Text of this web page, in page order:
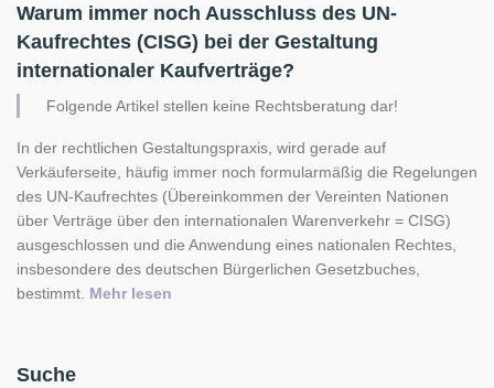
Warum immer noch Ausschluss des UN-
Kaufrechtes (CISG) bei der Gestaltung
internationaler Kaufverträge?
Folgende Artikel stellen keine Rechtsberatung dar!
In der rechtlichen Gestaltungspraxis, wird gerade auf
Verkäuferseite, häufig immer noch formularmäßig die Regelungen
des UN-Kaufrechtes (Übereinkommen der Vereinten Nationen
über Verträge über den internationalen Warenverkehr = CISG)
ausgeschlossen und die Anwendung eines nationalen Rechtes,
insbesondere des deutschen Bürgerlichen Gesetzbuches,
bestimmt. Mehr lesen
Suche